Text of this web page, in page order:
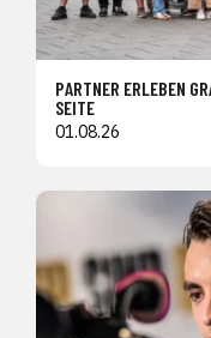
PARTNER ERLEBEN
SEITE
01.08.26